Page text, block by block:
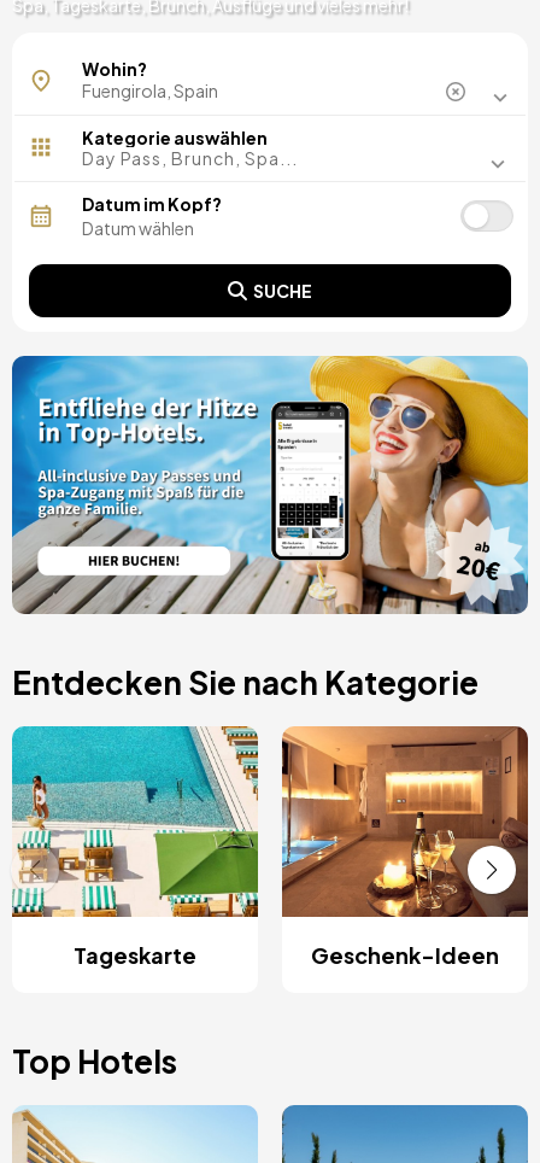
Spa, Tageskarte, Brunch, Ausflüge und vieles mehr!
Wohin?
Kategorie auswählen
Day Pass, Brunch, Spa...
Datum im Kopf?
SUCHE
Entdecken Sie nach Kategorie
Tageskarte Geschenk-Ideen
Top Hotels
Bild
Bild